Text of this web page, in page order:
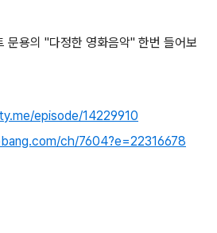
문용의 "다정한 영화음악" 한번 들어보
episode/14229910
ch/7604?e=22316678